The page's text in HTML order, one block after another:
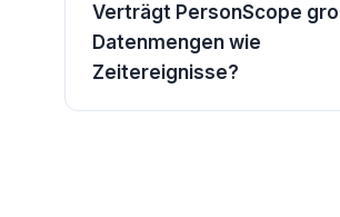
Verträgt PersonScope
Datenmengen wie
Zeitereignisse?